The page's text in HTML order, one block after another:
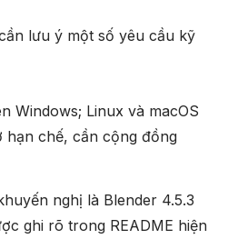
lưu ý một số yêu cầu kỹ
Windows; Linux và macOS
chế, cần cộng đồng
nghị là Blender 4.5.3
ghi rõ trong README hiện